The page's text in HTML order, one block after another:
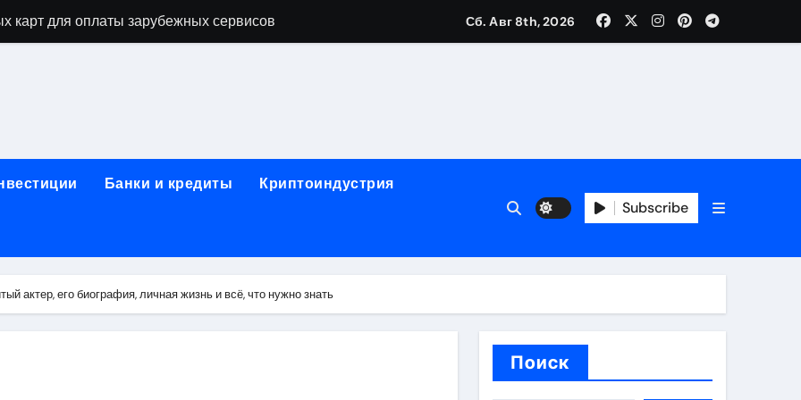
карт для оплаты зарубежных сервисов
документы и риски
ПТС онлайн на карту без визита в офис
качества
1С
Сб. Авг 8th, 2026
Банки и кредиты Криптоиндустрия
Subscribe
актер, его биография, личная жизнь и всё, что нужно знать
Поиск